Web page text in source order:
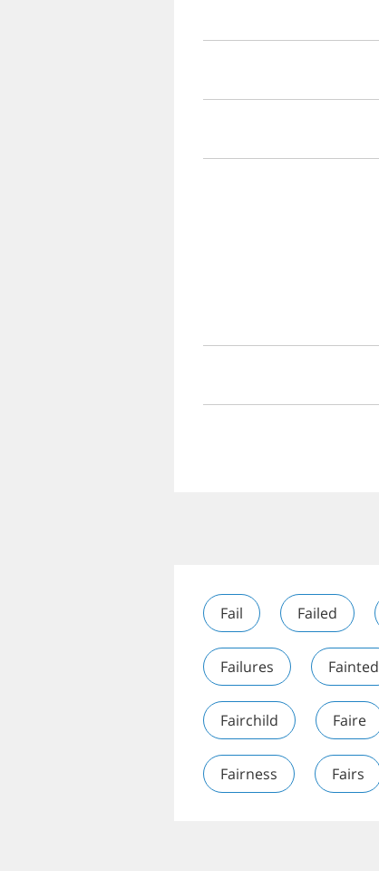
Fail Failed
Failures Fainted
Fairchild Faire
Fairness Fairs